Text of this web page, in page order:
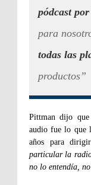
pódcast
para
todas las
productos”
Pittman dijo que
audio fue lo que
años para
particular la
no lo entendía,